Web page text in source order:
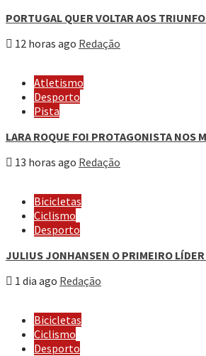
PORTUGAL QUER VOLTAR AOS
12 horas ago Redação
Atletismo
Desporto
Pista
LARA ROQUE FOI PROTAGONISTA NOS
13 horas ago Redação
Bicicletas
Ciclismo
Desporto
JULIUS JONHANSEN O PRIMEIRO LÍDER
1 dia ago Redação
Bicicletas
Ciclismo
Desporto